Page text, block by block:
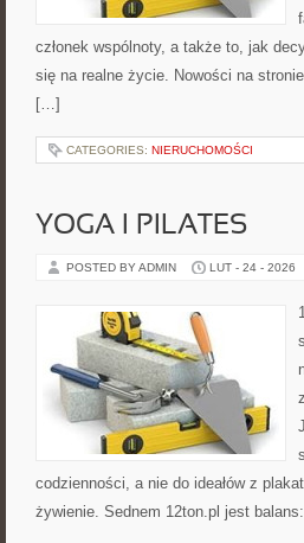
członek wspólnoty, a także to, jak
się na realne życie. Nowości na
[…]
CATEGORIES: NIERUCHOMOŚCI
YOGA I PILATES
POSTED BY ADMIN LUT - 24 - 2026
codzienności, a nie do ideałów z
żywienie. Sednem 12ton.pl jest